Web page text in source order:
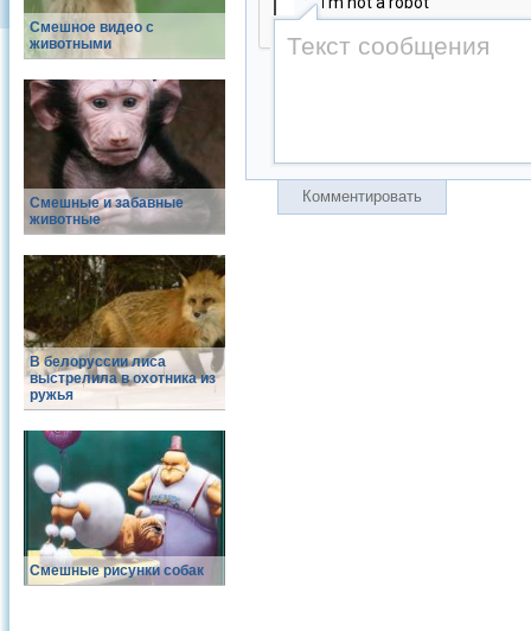
Смешное видео с
животными
Смешные и забавные
животные
В белоруссии лиса
выстрелила в охотника из
ружья
Смешные рисунки собак
Комментировать